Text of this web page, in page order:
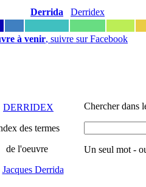
Derrida Derridex
à venir, suivre sur Facebook
DERRIDEX
des termes
de l'oeuvre
Jacques Derrida
Chercher dans
Un seul mot -